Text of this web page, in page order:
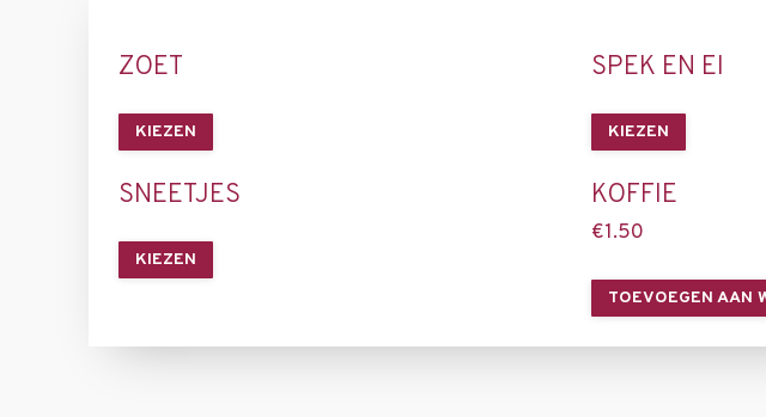
ZOET
KIEZEN
SPEK EN EI
KIEZEN
SNEETJES
KIEZEN
KOFFIE
€1.50
TOEVOEGEN AAN